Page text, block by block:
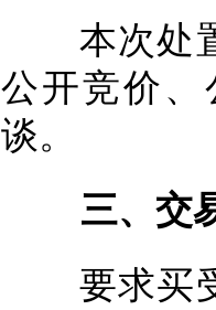
本次处置
公开竞价
谈。
三、 交
要求买受